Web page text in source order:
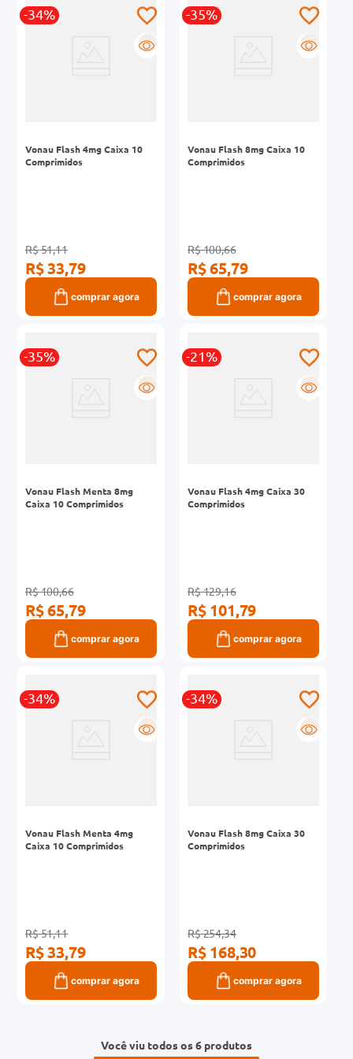
-34%
R
Vonau Flash 4mg Caixa 10
Comprimidos
R$ 51,11
R$ 33,79
comprar agora
-35%
R
Vonau Flash 8mg Caixa 10
Comprimidos
R$ 100,66
R$ 65,79
comprar agora
-35%
R
Vonau Flash Menta 8mg
Caixa 10 Comprimidos
R$ 100,66
R$ 65,79
comprar agora
-21%
R
Vonau Flash 4mg Caixa 30
Comprimidos
R$ 129,16
R$ 101,79
comprar agora
-34%
R
Vonau Flash Menta 4mg
Caixa 10 Comprimidos
R$ 51,11
R$ 33,79
comprar agora
-34%
R
Vonau Flash 8mg Caixa 30
Comprimidos
R$ 254,34
R$ 168,30
comprar agora
Você viu todos os 6